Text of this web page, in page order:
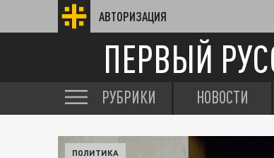
АВТОРИЗАЦИЯ
ПЕРВЫЙ
РУБРИКИ НОВОСТИ
ПОЛИТИКА